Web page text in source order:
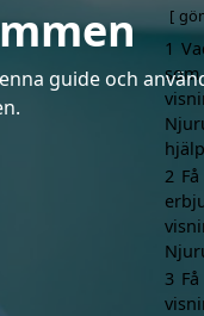
guide och
1
2
3